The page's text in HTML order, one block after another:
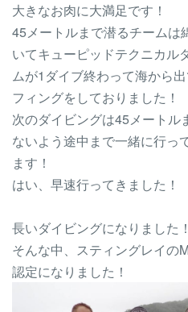
大きなお肉に大満足です！
45メートルまで潜るチームは
いてキューピッドテクニカル
ムが1ダイブ終わって海から
フィングをしておりました！
次のダイビングは45メートル
ないよう途中まで一緒に行っ
ます！
はい、早速行ってきました！
長いダイビングになりました！
そんな中、スティングレイの
認定になりました！